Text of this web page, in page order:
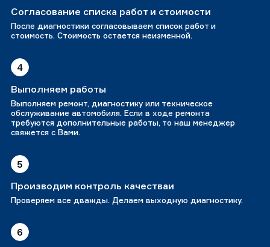
Согласование списка работ и стоимости
После диагностики согласовываем список работ и
стоимость. Стоимость остается неизменной.
4
Выполняем работы
Выполняем ремонт, диагностику или техническое
обслуживание автомобиля. Если в ходе ремонта
требуются дополнительные работы, то наш менеджер
свяжется с Вами.
5
Производим контроль качестваи
Проверяем все дважды. Делаем выходную диагностику.
6